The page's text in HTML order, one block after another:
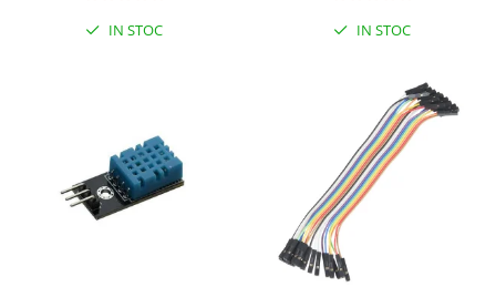
Creion 3D 3Doodler
Imprimante 3D
IN STOC IN STOC